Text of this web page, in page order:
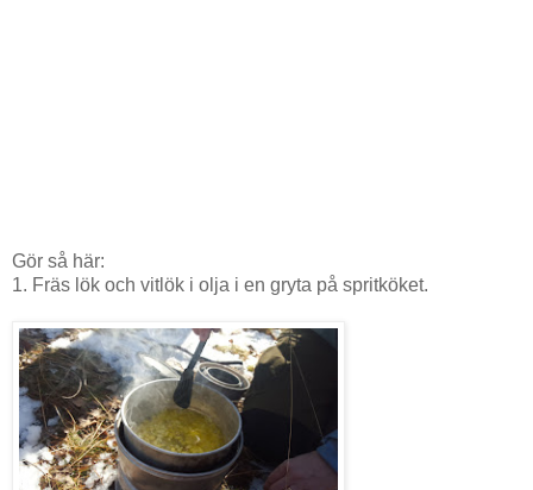
Gör så här:
1. Fräs lök och vitlök i olja i en gryta på spritköket.